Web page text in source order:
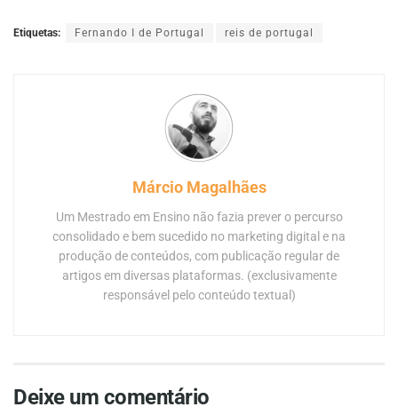
Etiquetas: Fernando I de Portugal reis de portugal
Márcio Magalhães
Um Mestrado em Ensino não fazia prever o percurso
consolidado e bem sucedido no marketing digital e na
produção de conteúdos, com publicação regular de
artigos em diversas plataformas. (exclusivamente
responsável pelo conteúdo textual)
Deixe um comentário